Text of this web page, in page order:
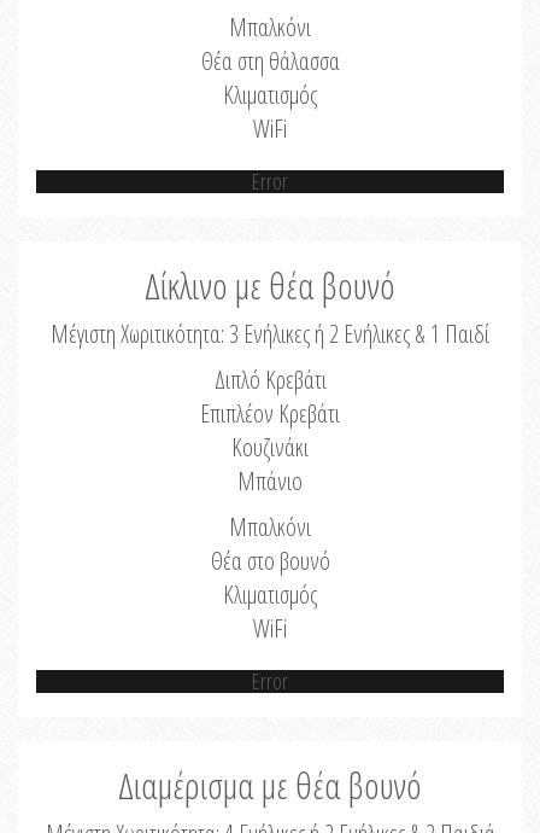
Μπαλκόνι
Θέα στη θάλασσα
Κλιματισμός
WiFi
Error
Δίκλινο με θέα βουνό
Μέγιστη Χωριτικότητα: 3 Ενήλικες ή 2 Ενήλικες & 1 Παιδί
Διπλό Κρεβάτι
Επιπλέον Κρεβάτι
Κουζινάκι
Μπάνιο
Μπαλκόνι
Θέα στο βουνό
Κλιματισμός
WiFi
Error
Διαμέρισμα με θέα βουνό